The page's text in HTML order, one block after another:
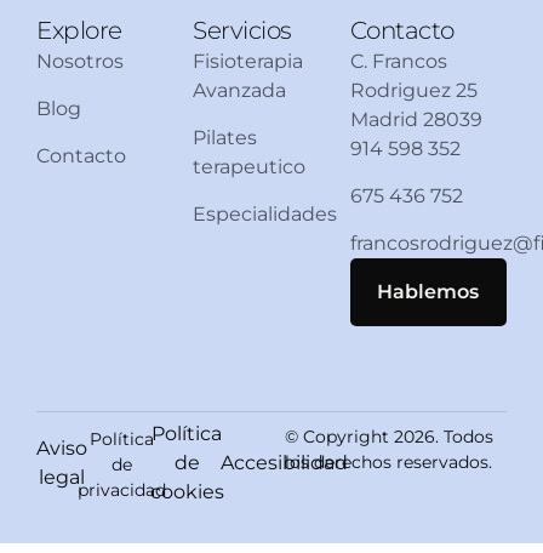
Explore
Nosotros
Blog
Contacto
Servicios
Fisioterapia
Avanzada
Pilates
terapeutico
Especialidades
Contacto
C. Francos
Rodriguez 25
Madrid 28039
914 598 352
675 436 752
Hablemos
© Copyright 2026. Todos
los derechos reservados.
Aviso
legal
Política
de
privacidad
Política
de
cookies
Accesibilidad